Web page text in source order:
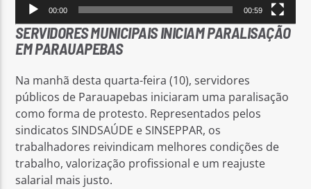
00:00 00:59
SERVIDORES MUNICIPAIS INICIAM PARALISAÇÃO
EM PARAUAPEBAS
Na manhã desta quarta-feira (10), servidores
públicos de Parauapebas iniciaram uma paralisação
como forma de protesto. Representados pelos
sindicatos SINDSAÚDE e SINSEPPAR, os
trabalhadores reivindicam melhores condições de
trabalho, valorização profissional e um reajuste
salarial mais justo.